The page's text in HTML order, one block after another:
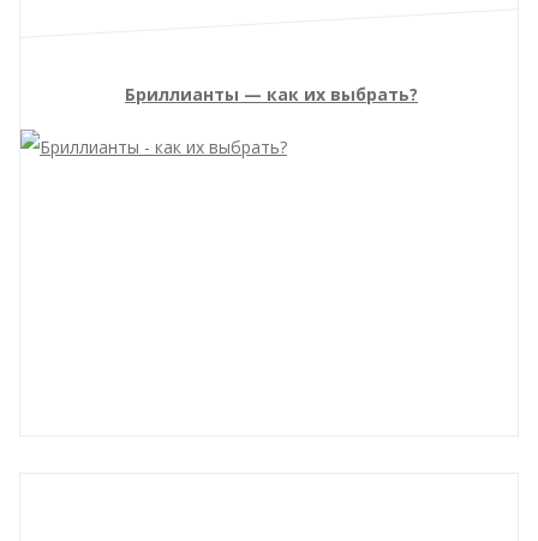
Бриллианты — как их выбрать?